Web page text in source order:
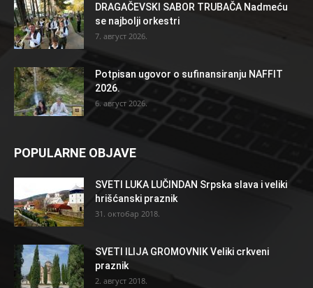
DRAGAČEVSKI SABOR TRUBAČA Nadmeću
se najbolji orkestri
7. август 2026.
Potpisan ugovor o sufinansiranju NAFFIT
2026.
6. август 2026.
POPULARNE OBJAVE
SVETI LUKA LUČINDAN Srpska slava i veliki
hrišćanski praznik
31. октобар 2018.
SVETI ILIJA GROMOVNIK Veliki crkveni
praznik
2. август 2018.